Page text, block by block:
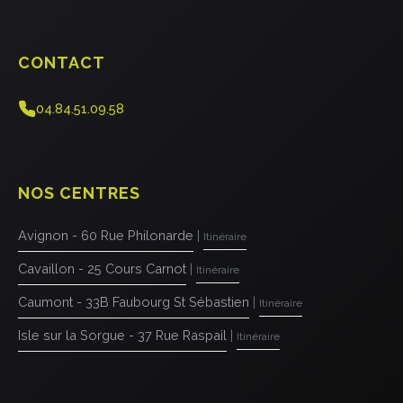
CONTACT
04.84.51.09.58
NOS CENTRES
Avignon - 60 Rue Philonarde | Itinéraire
Cavaillon - 25 Cours Carnot | Itinéraire
Caumont - 33B Faubourg St Sébastien | Itinéraire
Isle sur la Sorgue - 37 Rue Raspail | Itinéraire